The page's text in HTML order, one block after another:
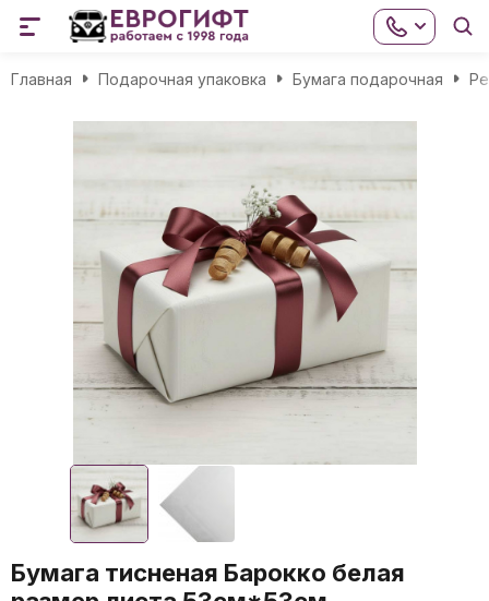
Главная Подарочная упаковка Бумага подарочная
Бумага тисненая Барокко белая